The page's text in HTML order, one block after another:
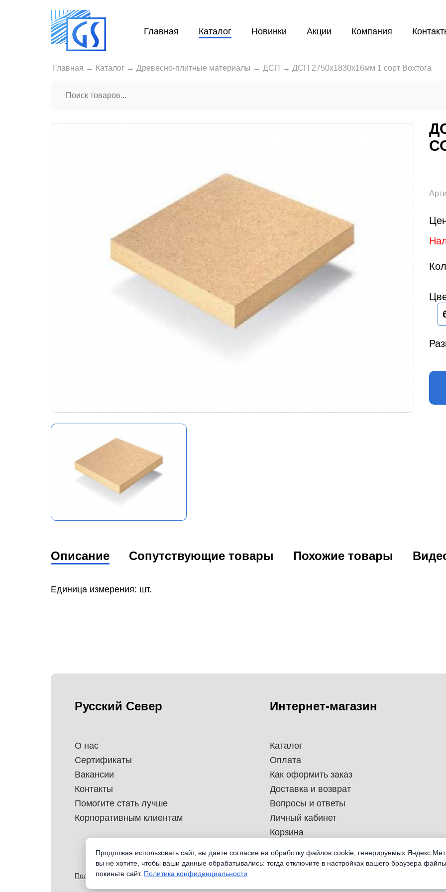
Главная Каталог Новинки Акции Компания
Главная → Каталог → Древесно-плитные материалы → ДСП → ДСП 2750x1830x16мм 1 сорт Вохтога
Описание Сопутствующие товары Похожие товары
Единица измерения: шт.
Русский Север
О нас
Сертификаты
Вакансии
Контакты
Помогите стать лучше
Корпоративным клиентам
Интернет-магазин
Каталог
Оплата
Как оформить заказ
Доставка и возврат
Вопросы и ответы
Личный кабинет
Корзина
Политика обработки перснональных данных
Продолжая использовать сайт, вы даете согласие на обработку файлов cookie, генерируемых
вы не хотите, чтобы ваши данные обрабатывались: тогда отключите в настройках вашего браузера
покиньте сайт. Политика конфиденциальности